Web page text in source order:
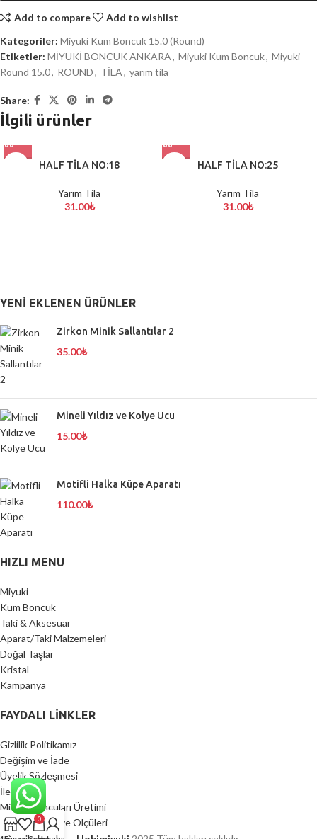
Add to compare
Add to wishlist
Kategoriler: Miyuki Kum Boncuk 15.0 (Round)
Etiketler: MİYUKİ BONCUK ANKARA, Miyuki Kum Boncuk, Miyuki
Round 15.0, ROUND, TİLA, yarım tila
Share:
İlgili ürünler
HALF TİLA NO:18
Yarım Tila
31.00₺
HALF TİLA NO:25
Yarım Tila
31.00₺
YENI EKLENEN ÜRÜNLER
Zirkon Minik Sallantılar 2
35.00₺
Mineli Yıldız ve Kolye Ucu
15.00₺
Motifli Halka Küpe Aparatı
110.00₺
HIZLI MENU
Miyuki
Kum Boncuk
Taki & Aksesuar
Aparat/Taki Malzemeleri
Doğal Taşlar
Kristal
Kampanya
FAYDALI LİNKLER
Gizlilik Politikamız
Değişim ve İade
Üyelik Sözleşmesi
İletişim
Miyuki Boncuları Üretimi
Miyuki Ağırlık ve Ölçüleri
0